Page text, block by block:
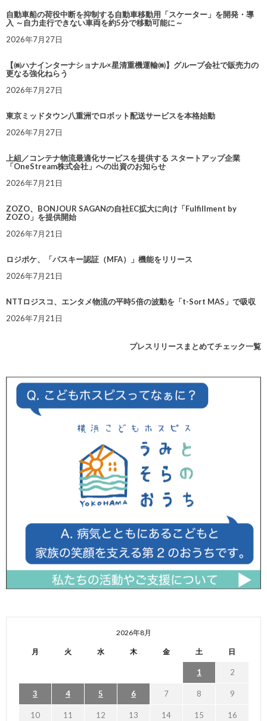
自動車船の荷役中断を抑制する自動車移動用「スケーター」を開発・導
入 ～自力走行できない車両を約5分で移動可能に～
2026年7月27日
【㈱ハナインターナショナル×星清重機運輸㈱】グループ会社で販売力の
更なる強化ねらう
2026年7月27日
東京ミッドタウン八重洲でロボット配送サービスを本格始動
2026年7月27日
上組／コンテナ物流最適化サービスを提供する スタートアップ企業
「OneStream株式会社」への出資のお知らせ
2026年7月21日
ZOZO、BONJOUR SAGANの自社EC拡大に向け「Fulfillment by
ZOZO」を提供開始
2026年7月21日
ロジポケ、「パスキー認証（MFA）」機能をリリース
2026年7月21日
NTTロジスコ、エンタメ物流の平時5倍の波動を「t-Sort MAS」で吸収
2026年7月21日
プレスリリースまとめてチェック一覧
2026年8月
月 火 水 木 金 土 日
1 2
3 4 5 6 7 8 9
10 11 12 13 14 15 16